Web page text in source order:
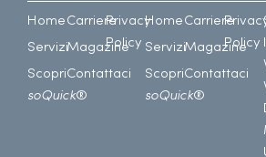
Home
Servizi
Scopri
soQuick®
Carriere
Magazine
Contattaci
Privacy
Policy
Home
Servizi
Scopri
soQuick®
Carriere
Magazine
Contattaci
Policy